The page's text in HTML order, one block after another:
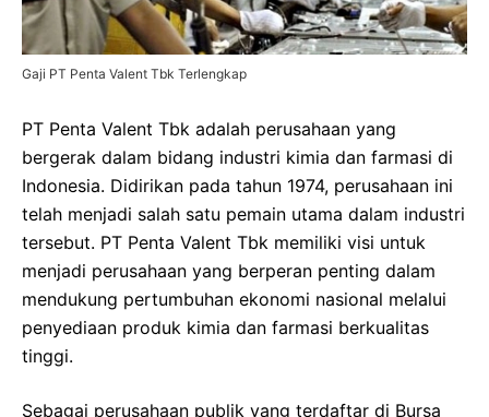
Gaji PT Penta Valent Tbk Terlengkap
PT Penta Valent Tbk adalah perusahaan yang
bergerak dalam bidang industri kimia dan farmasi di
Indonesia. Didirikan pada tahun 1974, perusahaan ini
telah menjadi salah satu pemain utama dalam industri
tersebut. PT Penta Valent Tbk memiliki visi untuk
menjadi perusahaan yang berperan penting dalam
mendukung pertumbuhan ekonomi nasional melalui
penyediaan produk kimia dan farmasi berkualitas
tinggi.
Sebagai perusahaan publik yang terdaftar di Bursa